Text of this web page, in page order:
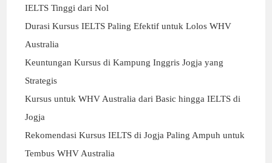
IELTS Tinggi dari Nol
Durasi Kursus IELTS Paling Efektif untuk Lolos WHV
Australia
Keuntungan Kursus di Kampung Inggris Jogja yang
Strategis
Kursus untuk WHV Australia dari Basic hingga IELTS di
Jogja
Rekomendasi Kursus IELTS di Jogja Paling Ampuh untuk
Tembus WHV Australia